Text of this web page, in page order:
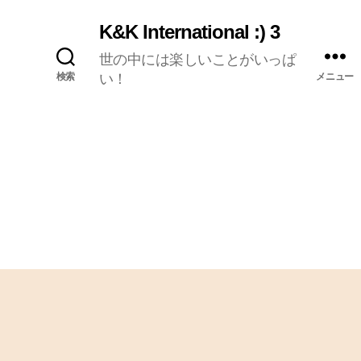
検索
K&K International :) 3
世の中には楽しいことがいっぱ
い！
メニュー